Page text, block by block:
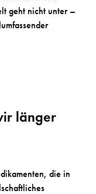
geht nicht unter –
länger
die in